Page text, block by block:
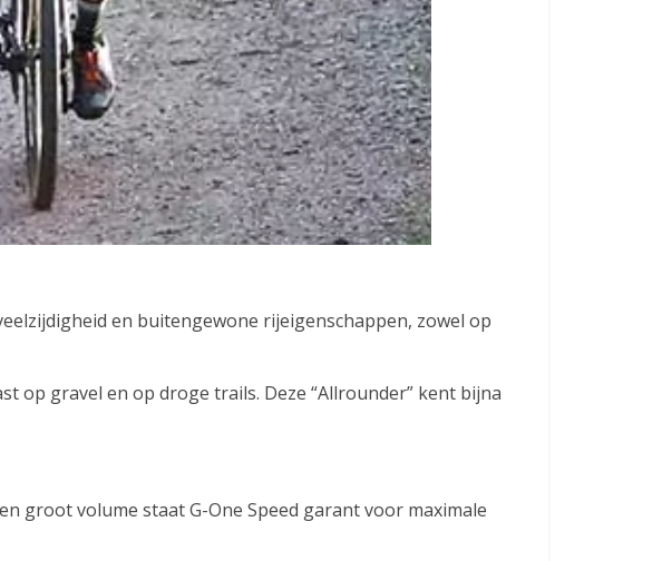
en buitengewone rijeigenschappen, zowel op
op gravel en op droge trails. Deze “Allrounder” kent bijna
groot volume staat G-One Speed garant voor maximale